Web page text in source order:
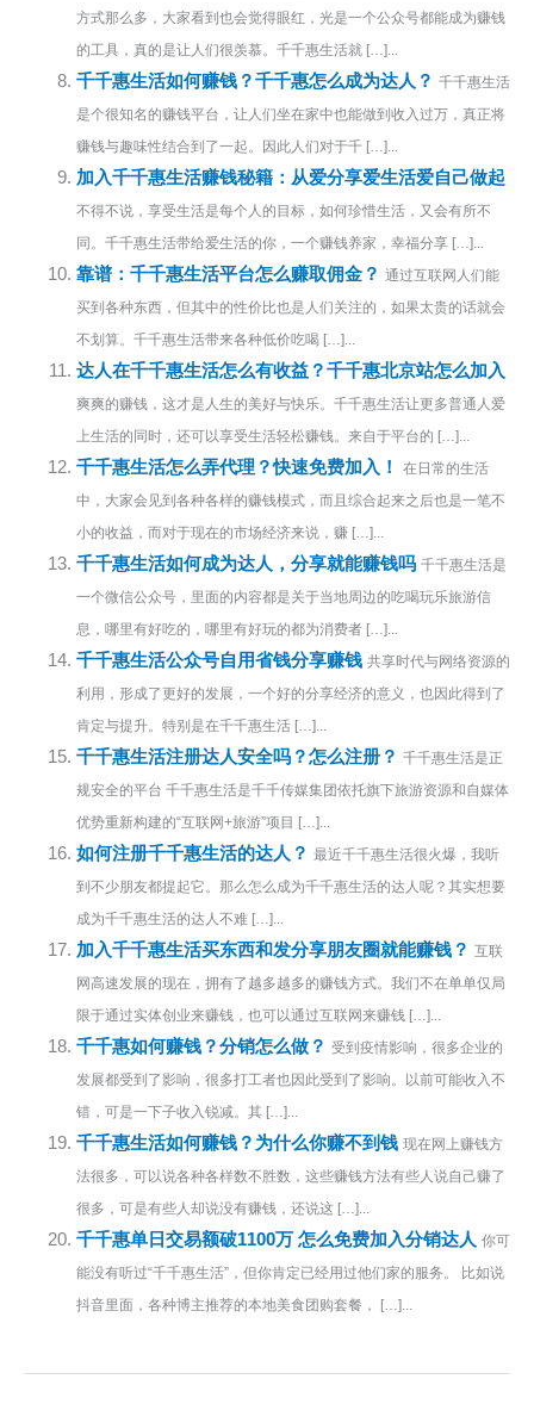
方式那么多，大家看到也会觉得眼红，光是一个公众号都能成为赚钱
的工具，真的是让人们很羡慕。千千惠生活就 […]...
千千惠生活如何赚钱？千千惠怎么成为达人？ 千千惠生活
是个很知名的赚钱平台，让人们坐在家中也能做到收入过万，真正将
赚钱与趣味性结合到了一起。因此人们对于千 […]...
加入千千惠生活赚钱秘籍：从爱分享爱生活爱自己做起
不得不说，享受生活是每个人的目标，如何珍惜生活，又会有所不
同。千千惠生活带给爱生活的你，一个赚钱养家，幸福分享 […]...
靠谱：千千惠生活平台怎么赚取佣金？ 通过互联网人们能
买到各种东西，但其中的性价比也是人们关注的，如果太贵的话就会
不划算。千千惠生活带来各种低价吃喝 […]...
达人在千千惠生活怎么有收益？千千惠北京站怎么加入
爽爽的赚钱，这才是人生的美好与快乐。千千惠生活让更多普通人爱
上生活的同时，还可以享受生活轻松赚钱。来自于平台的 […]...
千千惠生活怎么弄代理？快速免费加入！ 在日常的生活
中，大家会见到各种各样的赚钱模式，而且综合起来之后也是一笔不
小的收益，而对于现在的市场经济来说，赚 […]...
千千惠生活如何成为达人，分享就能赚钱吗 千千惠生活是
一个微信公众号，里面的内容都是关于当地周边的吃喝玩乐旅游信
息，哪里有好吃的，哪里有好玩的都为消费者 […]...
千千惠生活公众号自用省钱分享赚钱 共享时代与网络资源的
利用，形成了更好的发展，一个好的分享经济的意义，也因此得到了
肯定与提升。特别是在千千惠生活 […]...
千千惠生活注册达人安全吗？怎么注册？ 千千惠生活是正
规安全的平台 千千惠生活是千千传媒集团依托旗下旅游资源和自媒体
优势重新构建的“互联网+旅游”项目 […]...
如何注册千千惠生活的达人？ 最近千千惠生活很火爆，我听
到不少朋友都提起它。那么怎么成为千千惠生活的达人呢？其实想要
成为千千惠生活的达人不难 […]...
加入千千惠生活买东西和发分享朋友圈就能赚钱？ 互联
网高速发展的现在，拥有了越多越多的赚钱方式。我们不在单单仅局
限于通过实体创业来赚钱，也可以通过互联网来赚钱 […]...
千千惠如何赚钱？分销怎么做？ 受到疫情影响，很多企业的
发展都受到了影响，很多打工者也因此受到了影响。以前可能收入不
错，可是一下子收入锐减。其 […]...
千千惠生活如何赚钱？为什么你赚不到钱 现在网上赚钱方
法很多，可以说各种各样数不胜数，这些赚钱方法有些人说自己赚了
很多，可是有些人却说没有赚钱，还说这 […]...
千千惠单日交易额破1100万 怎么免费加入分销达人 你可
能没有听过“千千惠生活”，但你肯定已经用过他们家的服务。 比如说
抖音里面，各种博主推荐的本地美食团购套餐， […]...